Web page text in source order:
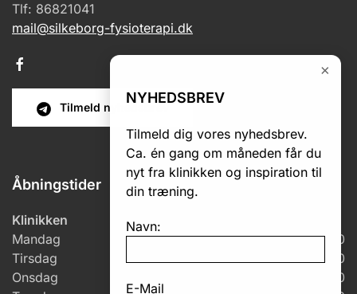
Tlf: 86821041
mail@silkeborg-fysioterapi.dk
Tilmeld nyhedsbrev
×
NYHEDSBREV
Tilmeld dig vores nyhedsbrev.
Ca. én gang om måneden får du
nyt fra klinikken og inspiration til
din træning.
Navn:
E-Mail
Åbningstider
Klinikken
Mandag
7.00 – 18.00
Tirsdag
6.00 – 18.00
Onsdag
6.00 – 17.00